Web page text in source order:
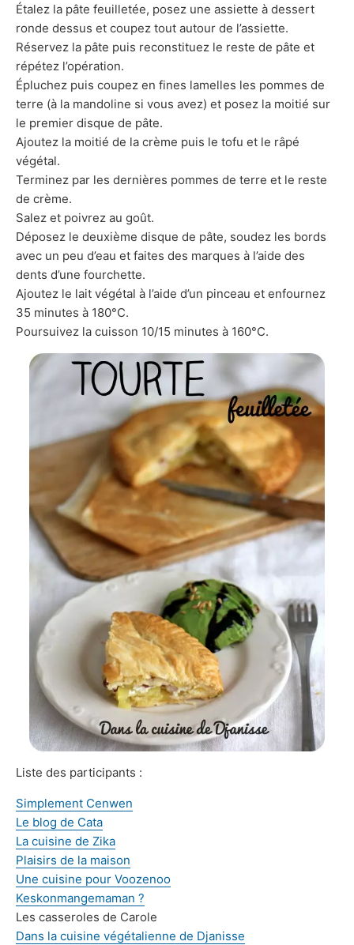
Étalez la pâte feuilletée, posez une assiette à dessert
ronde dessus et coupez tout autour de l’assiette.
Réservez la pâte puis reconstituez le reste de pâte et
répétez l’opération.
Épluchez puis coupez en fines lamelles les pommes de
terre (à la mandoline si vous avez) et posez la moitié sur
le premier disque de pâte.
Ajoutez la moitié de la crème puis le tofu et le râpé
végétal.
Terminez par les dernières pommes de terre et le reste
de crème.
Salez et poivrez au goût.
Déposez le deuxième disque de pâte, soudez les bords
avec un peu d’eau et faites des marques à l’aide des
dents d’une fourchette.
Ajoutez le lait végétal à l’aide d’un pinceau et enfournez
35 minutes à 180°C.
Poursuivez la cuisson 10/15 minutes à 160°C.
Liste des participants :
Simplement Cenwen
Le blog de Cata
La cuisine de Zika
Plaisirs de la maison
Une cuisine pour Voozenoo
Keskonmangemaman ?
Les casseroles de Carole
Dans la cuisine végétalienne de Djanisse